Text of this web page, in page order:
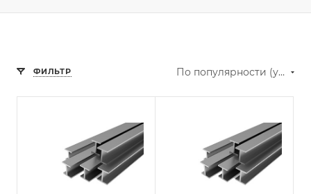
ФИЛЬТР По популярности (убывание)